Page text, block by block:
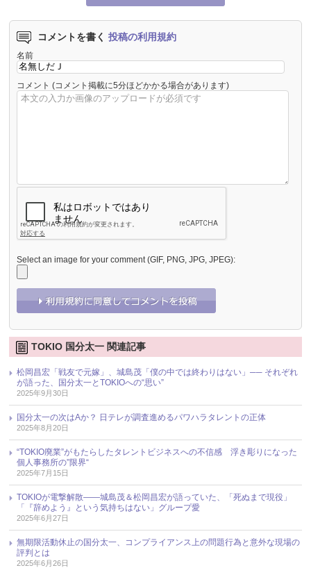
コメントを書く 投稿の利用規約
名前
コメント (コメント掲載に5分ほどかかる場合があります)
Select an image for your comment (GIF, PNG, JPG, JPEG):
TOKIO 国分太一 関連記事
松岡昌宏「戦友で元嫁」、城島茂「僕の中では終わりはない」── それぞれ
が語った、国分太一とTOKIOへの“思い”
2025年9月30日
国分太一の次はAか？ 日テレが調査進めるパワハラタレントの正体
2025年8月20日
“TOKIO廃業”がもたらしたタレントビジネスへの不信感 浮き彫りになった
個人事務所の”限界“
2025年7月15日
TOKIOが電撃解散――城島茂＆松岡昌宏が語っていた、「死ぬまで現役」
「『辞めよう』という気持ちはない」グループ愛
2025年6月27日
無期限活動休止の国分太一、コンプライアンス上の問題行為と意外な現場の
評判とは
2025年6月26日